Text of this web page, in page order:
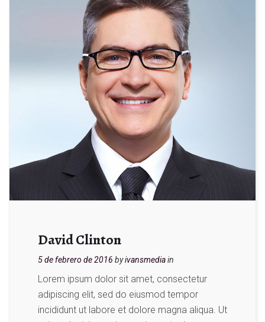
David Clinton
5 de febrero de 2016 byivansmediain
Lorem ipsum dolor sit amet, consectetur
adipiscing elit, sed do eiusmod tempor
incididunt ut labore et dolore magna aliqua. Ut